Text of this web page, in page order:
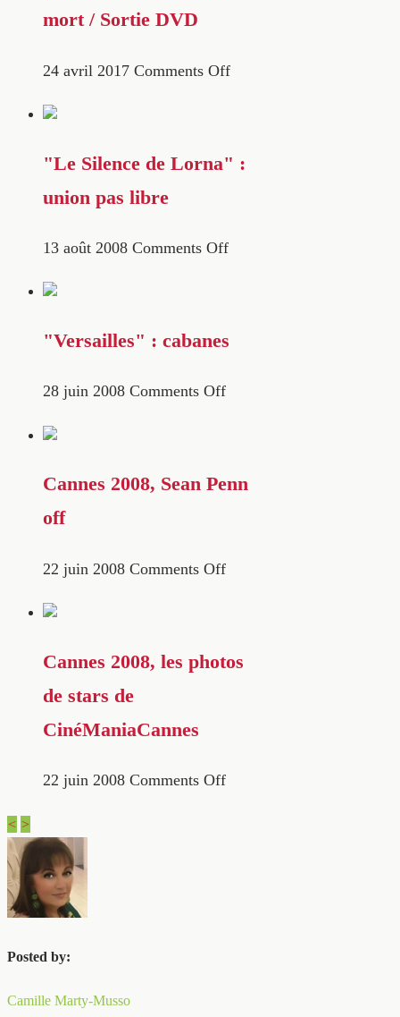
mort / Sortie DVD
24 avril 2017 Comments Off
"Le Silence de Lorna" :
union pas libre
13 août 2008 Comments Off
"Versailles" : cabanes
28 juin 2008 Comments Off
Cannes 2008, Sean Penn
off
22 juin 2008 Comments Off
Cannes 2008, les photos
de stars de
CinéManiaCannes
22 juin 2008 Comments Off
< >
Posted by:
Camille Marty-Musso